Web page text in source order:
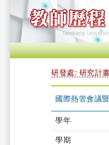
研發處: 研究計
國際熱管會議
學年
學期